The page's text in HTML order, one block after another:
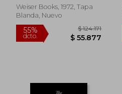
6%
dcto.
$ 89.600
Weiser Books, 1972, Tapa
Blanda, Nuevo